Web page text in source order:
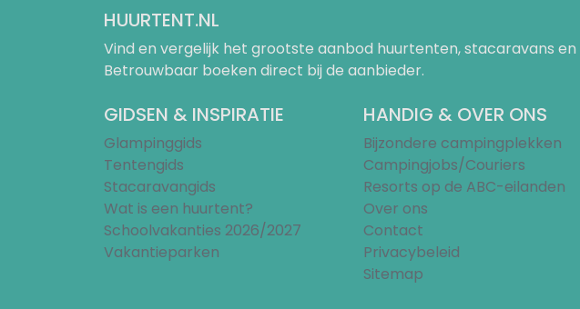
HUURTENT.NL
Vind en vergelijk het grootste aanbod huurtenten, stacaravans
Betrouwbaar boeken direct bij de aanbieder.
GIDSEN & INSPIRATIE
Glampinggids
Tentengids
Stacaravangids
Wat is een huurtent?
Schoolvakanties 2026/2027
Vakantieparken
HANDIG & OVER ONS
Bijzondere campingplekken
Campingjobs/Couriers
Resorts op de ABC-eilanden
Over ons
Contact
Privacybeleid
Sitemap